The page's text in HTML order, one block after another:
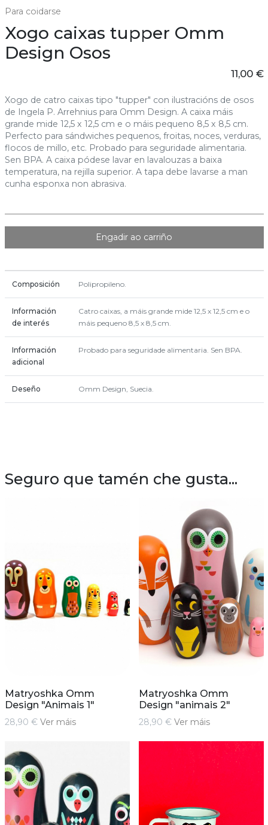
Para coidarse
Xogo caixas tupper Omm
Design Osos
11,00 €
Xogo de catro caixas tipo "tupper" con ilustracións de osos
de Ingela P. Arrehnius para Omm Design. A caixa máis
grande mide 12,5 x 12,5 cm e o máis pequeno 8,5 x 8,5 cm.
Perfecto para sándwiches pequenos, froitas, noces, verduras,
flocos de millo, etc. Probado para seguridade alimentaria.
Sen BPA. A caixa pódese lavar en lavalouzas a baixa
temperatura, na rejilla superior. A tapa debe lavarse a man
cunha esponxa non abrasiva.
Engadir ao carriño
Composición Polipropileno.
Información
de interés
Catro caixas, a máis grande mide 12,5 x 12,5 cm e o
máis pequeno 8,5 x 8,5 cm.
Información
adicional
Probado para seguridade alimentaria. Sen BPA.
Deseño Omm Design, Suecia.
Seguro que tamén che gusta...
Matryoshka Omm
Design "Animais 1"
28,90 € Ver máis
Matryoshka Omm
Design "animais 2"
28,90 € Ver máis